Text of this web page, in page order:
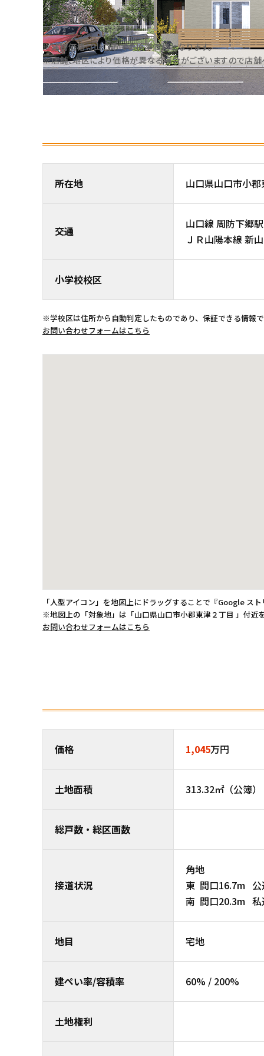
※建物価格は⼭⼝市での標準価格となります。
※店舗、地区により価格が異なる場合がございますので店舗
所在地 山口県山口市小
交通
山口線 周防下郷
ＪＲ山陽本線 新
小学校校区
※学校区は住所から自動判定したものであり、保証できる情報
お問い合わせフォームはこちら
「人型アイコン」を地図上にドラッグすることで『Google ス
※地図上の「対象地」は「山口県山口市小郡東津２丁目 」付近
お問い合わせフォームはこちら
価格 1,045万円
土地面積 313.32㎡（公簿
総戸数・総区画数
接道状況
角地
東 間口16.7m
南 間口20.3m
地目 宅地
建ぺい率/容積率 60% / 200%
土地権利